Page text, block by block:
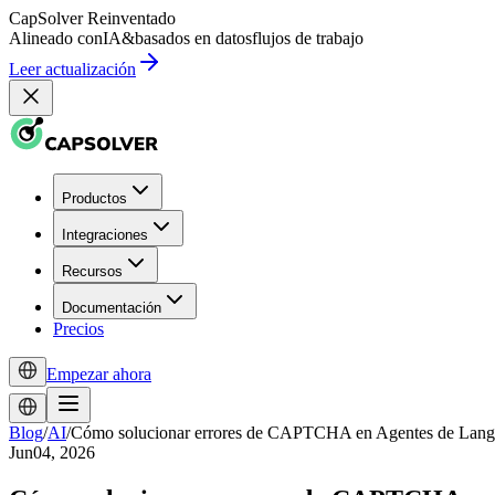
CapSolver Reinventado
Alineado conIA&basados en datosflujos de trabajo
Leer actualización
Productos
Integraciones
Recursos
Documentación
Precios
Empezar ahora
Blog/AI/Cómo solucionar errores de CAPTCHA en Agentes de
Jun04, 2026